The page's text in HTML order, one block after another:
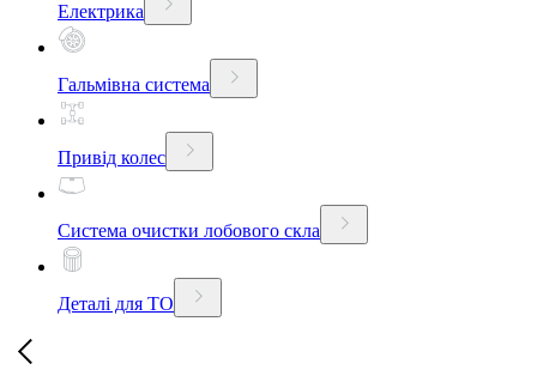
Електрика
Гальмівна система
Привід колес
Система очистки лобового скла
Деталі для ТО